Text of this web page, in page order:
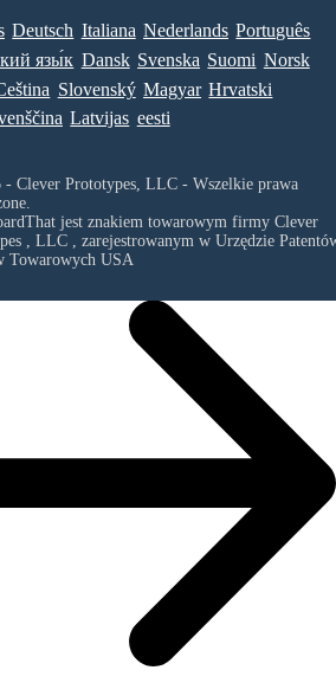
Deutsch Italiana Nederlands Português
язы́к Dansk Svenska Suomi Norsk
Slovenský Magyar Hrvatski
Latvijas eesti
Clever Prototypes, LLC - Wszelkie prawa
jest znakiem towarowym firmy Clever
, LLC, zarejestrowanym w Urzędzie
Towarowych USA